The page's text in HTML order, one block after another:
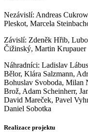
Nezávislí: Andreas
Pleskot, Marcela
Závislí: Zdeněk Hřib,
Čižinský, Martin Krupauer
Náhradníci: Ladislav
Bělor, Klára Salzmann,
Bohuslav Svoboda, Milan
Brož, Adam Scheinherr,
David Mareček, Pavel
Daniel Sobotka
Realizace projektu